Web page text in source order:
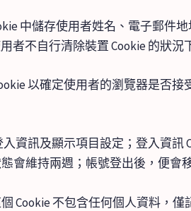
中儲存使用者姓名、電子郵件
不自行清除裝置 Cookie 的狀況
以確定使用者的瀏覽器是否接
資訊及顯示項目設定；登入資訊
維持兩週；帳號登出後，便會
Cookie 不包含任何個人資料，